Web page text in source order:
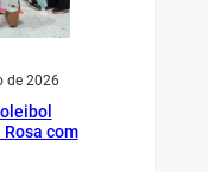
de 2026
com